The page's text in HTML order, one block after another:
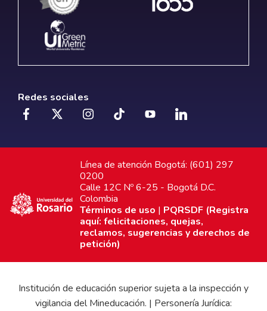
Redes sociales
Línea de atención Bogotá: (601) 297
0200
Calle 12C Nº 6-25 - Bogotá D.C.
Colombia
Términos de uso | PQRSDF (Registra
aquí: felicitaciones, quejas,
reclamos, sugerencias y derechos de
petición)
Institución de educación superior sujeta a la inspección y
vigilancia del Mineducación. | Personería Jurídica: